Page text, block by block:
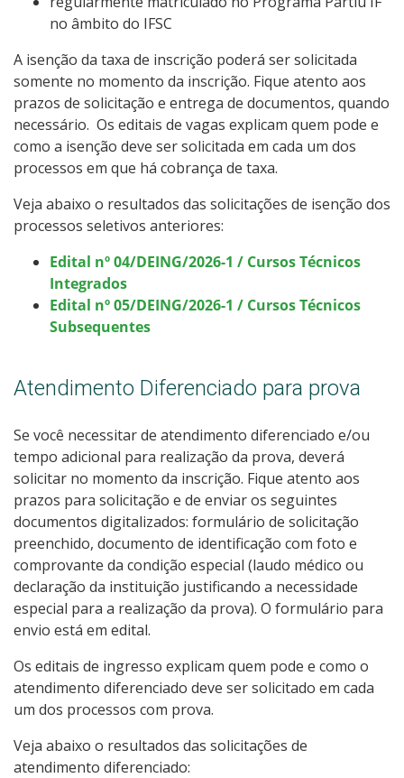
no âmbito do IFSC
A isenção da taxa de inscrição poderá ser solicitada
somente no momento da inscrição. Fique atento aos
prazos de solicitação e entrega de documentos, quando
necessário. Os editais de vagas explicam quem pode e
como a isenção deve ser solicitada em cada um dos
processos em que há cobrança de taxa.
Veja abaixo o resultados das solicitações de isenção dos
processos seletivos anteriores:
Edital nº 04/DEING/2026-1 / Cursos Técnicos
Integrados
Edital nº 05/DEING/2026-1 / Cursos Técnicos
Subsequentes
Atendimento Diferenciado para prova
Se você necessitar de atendimento diferenciado e/ou
tempo adicional para realização da prova, deverá
solicitar no momento da inscrição. Fique atento aos
prazos para solicitação e de enviar os seguintes
documentos digitalizados: formulário de solicitação
preenchido, documento de identificação com foto e
comprovante da condição especial (laudo médico ou
declaração da instituição justificando a necessidade
especial para a realização da prova). O formulário para
envio está em edital.
Os editais de ingresso explicam quem pode e como o
atendimento diferenciado deve ser solicitado em cada
um dos processos com prova.
Veja abaixo o resultados das solicitações de
atendimento diferenciado: